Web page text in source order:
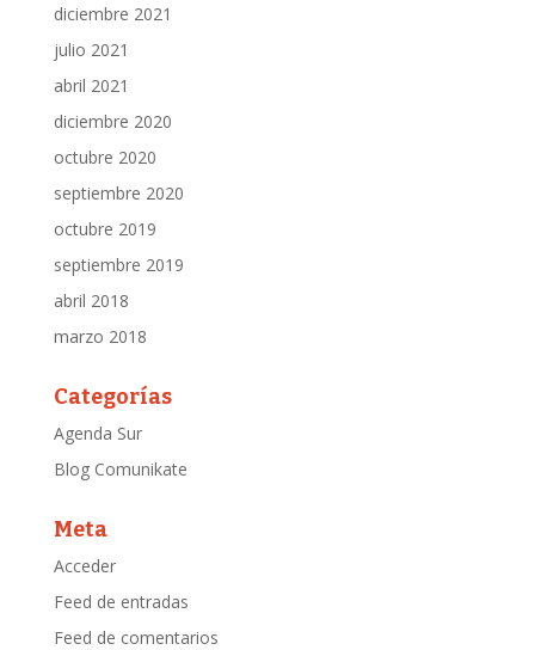
diciembre 2021
julio 2021
abril 2021
diciembre 2020
octubre 2020
septiembre 2020
octubre 2019
septiembre 2019
abril 2018
marzo 2018
Categorías
Agenda Sur
Blog Comunikate
Meta
Acceder
Feed de entradas
Feed de comentarios